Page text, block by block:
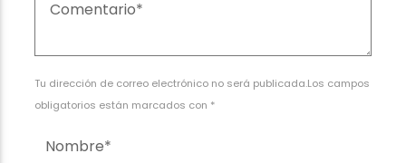
Tu dirección de correo electrónico no será publicada.Los campos
obligatorios están marcados con *